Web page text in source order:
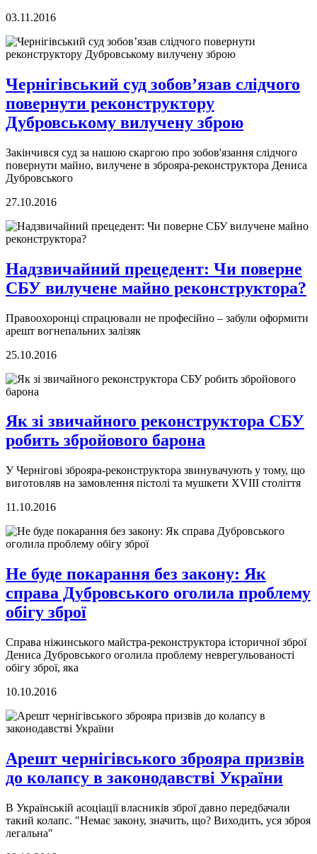
03.11.2016
Чернігівський суд зобов’язав слідчого
повернути реконструктору
Дубровському вилучену зброю
Закінчився суд за нашою скаргою про зобов'язання слідчого
повернути майно, вилучене в зброяра-реконструктора Дениса
Дубровського
27.10.2016
Надзвичайний прецедент: Чи поверне
СБУ вилучене майно реконструктора?
Правоохоронці спрацювали не професійно – забули оформити
арешт вогнепальних залізяк
25.10.2016
Як зі звичайного реконструктора СБУ
робить збройового барона
У Чернігові зброяра-реконструктора звинувачують у тому, що
виготовляв на замовлення пістолі та мушкети ХVIII століття
11.10.2016
Не буде покарання без закону: Як
справа Дубровського оголила проблему
обігу зброї
Справа ніжинського майстра-реконструктора історичної зброї
Дениса Дубровського оголила проблему неврегульованості
обігу зброї, яка
10.10.2016
Арешт чернігівського зброяра призвів
до колапсу в законодавстві України
В Українській асоціації власників зброї давно передбачали
такий колапс. "Немає закону, значить, що? Виходить, уся зброя
легальна"